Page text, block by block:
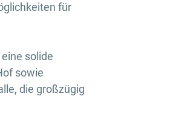
für
solide
sowie
die großzügig